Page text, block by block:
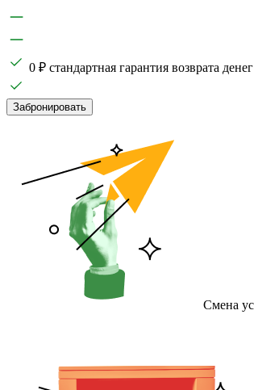
0 ₽ стандартная гарантия возврата денег
Забронировать
Смена